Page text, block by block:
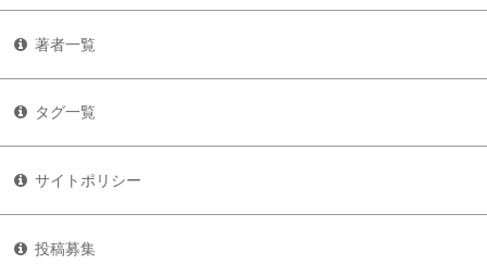
著者一覧
タグ一覧
サイトポリシー
投稿募集